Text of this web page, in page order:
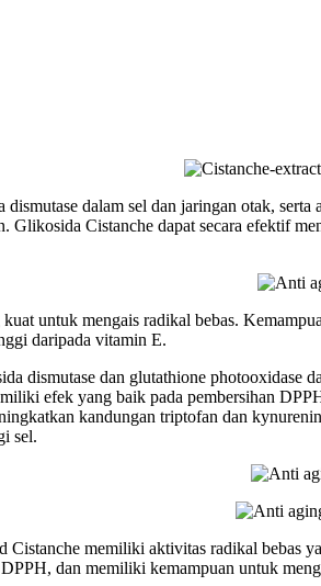
dalam sel dan jaringan otak,
Cistanche dapat secara efektif
untuk mengais radikal bebas.
daripada vitamin E.
dismutase dan glutathione photooxidase
efek yang baik pada pembersihan
kandungan triptofan dan
sel.
memiliki aktivitas radikal bebas
dan memiliki kemampuan untuk